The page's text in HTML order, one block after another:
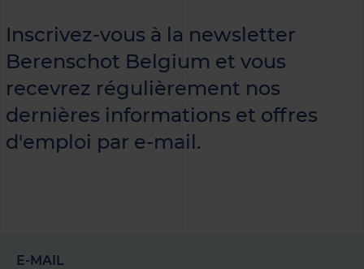
Inscrivez-vous à la newsletter
Berenschot Belgium et vous
recevrez régulièrement nos
dernières informations et offres
d'emploi par e-mail.
E-MAIL